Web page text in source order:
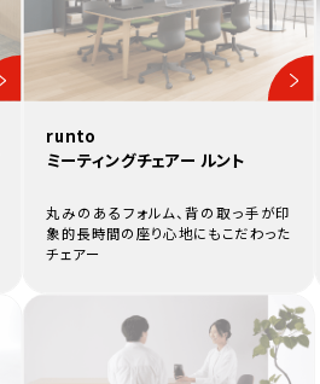
runto
ミーティングチェアー ルント
丸みのあるフォルム、背の取っ手が印
象的長時間の座り心地にもこだわった
チェアー